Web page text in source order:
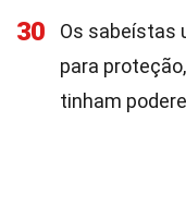
30
Os sabeístas
para
tinham